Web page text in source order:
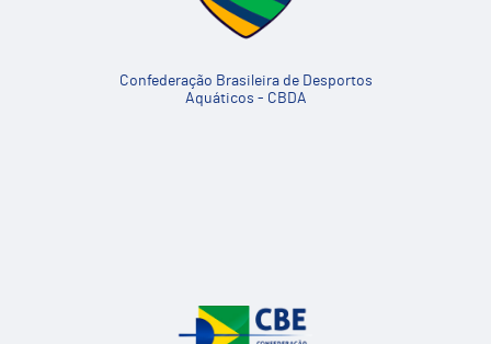
Confederação Brasileira de Desportos
Aquáticos - CBDA